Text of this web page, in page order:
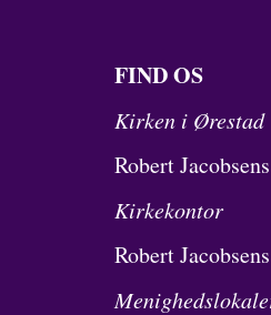
FIND OS
Kirken i Ørestad
Robert
Kirkekontor
Robert